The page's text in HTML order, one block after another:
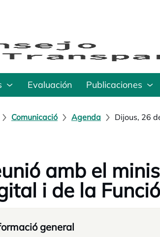
Evaluación Publicaciones
Comunicació Agenda Dijous, 26
amb el
i de la
general